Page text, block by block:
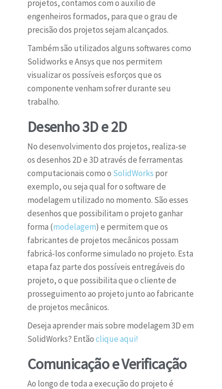
projetos, contamos com o auxilio de
engenheiros formados, para que o grau de
precisão dos projetos sejam alcançados.
Também são utilizados alguns softwares como
Solidworks e Ansys que nos permitem
visualizar os possíveis esforços que os
componente venham sofrer durante seu
trabalho.
Desenho 3D e 2D
No desenvolvimento dos projetos, realiza-se
os desenhos 2D e 3D através de ferramentas
computacionais como o SolidWorks por
exemplo, ou seja qual for o software de
modelagem utilizado no momento. São esses
desenhos que possibilitam o projeto ganhar
forma (modelagem) e permitem que os
fabricantes de projetos mecânicos possam
fabricá-los conforme simulado no projeto. Esta
etapa faz parte dos possíveis entregáveis do
projeto, o que possibilita que o cliente de
prosseguimento ao projeto junto ao fabricante
de projetos mecânicos.
Deseja aprender mais sobre modelagem 3D em
SolidWorks? Entãoclique aqui!
Comunicação e Verificação
Ao longo de toda a execução do projeto é